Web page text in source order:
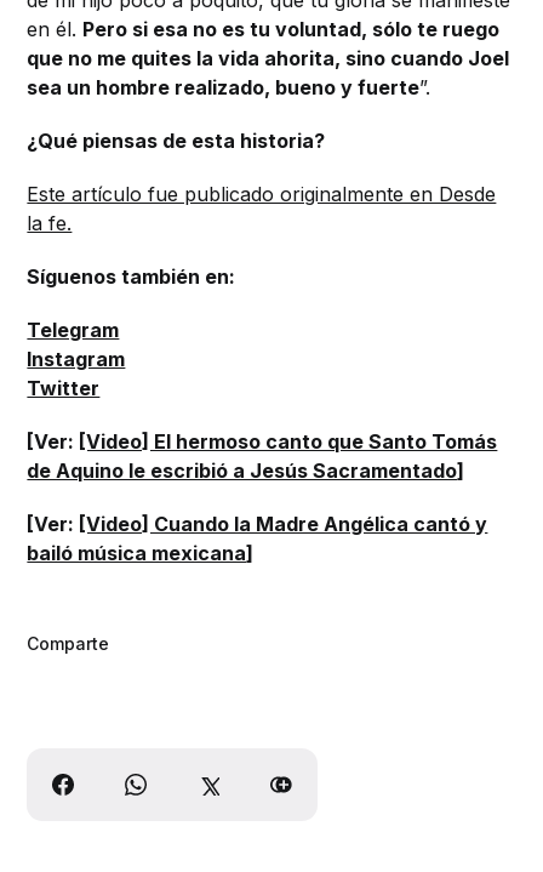
en él. Pero si esa no es tu voluntad, sólo te ruego
que no me quites la vida ahorita, sino cuando Joel
sea un hombre realizado, bueno y fuerte”.
¿Qué piensas de esta historia?
Este artículo fue publicado originalmente en Desde
la fe.
Síguenos también en:
Telegram
Instagram
Twitter
[Ver: [Video] El hermoso canto que Santo Tomás
de Aquino le escribió a Jesús Sacramentado]
[Ver: [Video] Cuando la Madre Angélica cantó y
bailó música mexicana]
Comparte